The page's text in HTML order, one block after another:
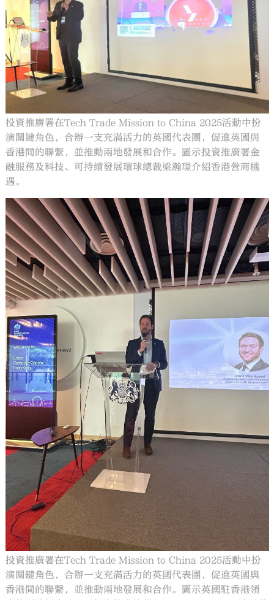
投資推廣署在Tech Trade Mission to China 2025活動中扮
演關鍵角色，合辦一支充滿活力的英國代表團，促進英國與
香港間的聯繫，並推動兩地發展和合作。圖示投資推廣署金
融服務及科技、可持續發展環球總裁梁瀚璟介紹香港營商機
遇。
投資推廣署在Tech Trade Mission to China 2025活動中扮
演關鍵角色，合辦一支充滿活力的英國代表團，促進英國與
香港間的聯繫，並推動兩地發展和合作。圖示英國駐香港領